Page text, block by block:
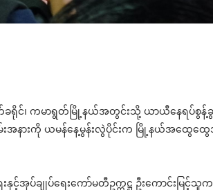
ရိုင်၊ ကမာရွတ်မြို့နယ်အတွင်းသို့ ယာယီနေရပ်စွန့်ခွ
အနားကို ယမန်နေ့မွန်းလွဲပိုင်းက မြို့နယ်အထွေထွေအု
င့်အုပ်ချုပ်ရေးကော်မတီဥက္ကဋ္ဌ ဦးကောင်းမြ